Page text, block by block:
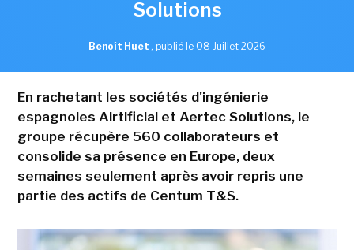
Solutions
Benoît Huet , publié le 08 Juillet 2026
En rachetant les sociétés d'ingénierie
espagnoles Airtificial et Aertec Solutions, le
groupe récupère 560 collaborateurs et
consolide sa présence en Europe, deux
semaines seulement après avoir repris une
partie des actifs de Centum T&S.